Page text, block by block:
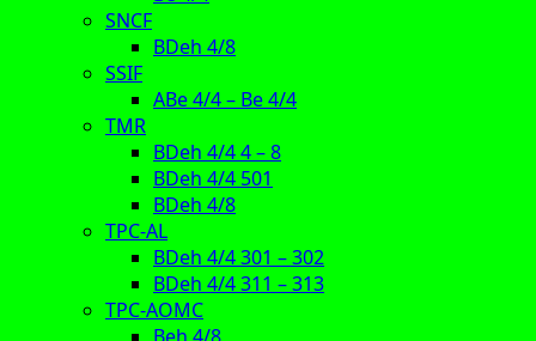
SNCF
BDeh 4/8
SSIF
ABe 4/4 – Be 4/4
TMR
BDeh 4/4 4 – 8
BDeh 4/4 501
BDeh 4/8
TPC-AL
BDeh 4/4 301 – 302
BDeh 4/4 311 – 313
TPC-AOMC